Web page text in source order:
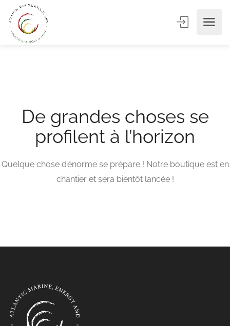
De grandes choses se
profilent à l’horizon
Quelque chose d’énorme se prépare ! Notre boutique est en
chantier et sera bientôt lancée !